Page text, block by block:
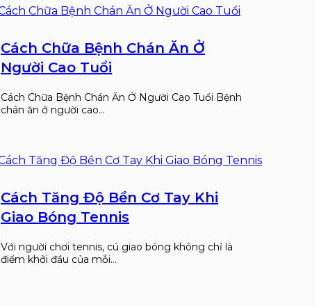
Cách Chữa Bệnh Chán Ăn Ở
Người Cao Tuổi
Cách Chữa Bệnh Chán Ăn Ở Người Cao Tuổi Bệnh
chán ăn ở người cao…
Cách Tăng Độ Bền Cơ Tay Khi
Giao Bóng Tennis
Với người chơi tennis, cú giao bóng không chỉ là
điểm khởi đầu của mỗi…